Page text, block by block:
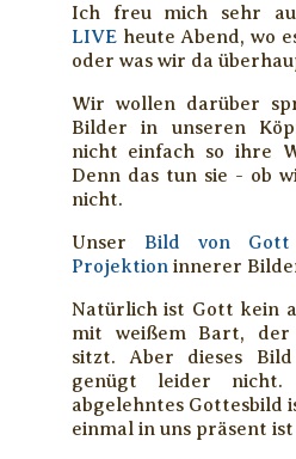
Ich freu mich sehr
LIVEheute Abend, wo
oder was wir da
Wir wollen darüber
Bilder in unseren
nicht einfach so ihre
Denn das tun sie - ob
nicht.
Unser Bild von Gott
Projektion innerer
Natürlich ist Gott kein
mit weißem Bart,
sitzt. Aber dieses
genügt leider
abgelehntes Gottesbild
einmal in uns präsent